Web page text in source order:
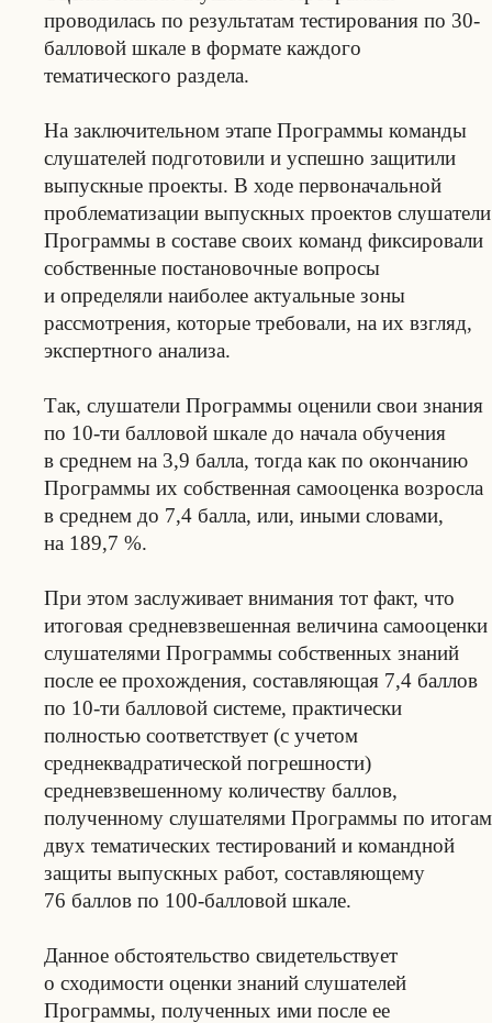
проводилась по результатам тестирования по 30-
балловой шкале в формате каждого
тематического раздела.
На заключительном этапе Программы команды
слушателей подготовили и успешно защитили
выпускные проекты. В ходе первоначальной
проблематизации выпускных проектов слушатели
Программы в составе своих команд фиксировали
собственные постановочные вопросы
и определяли наиболее актуальные зоны
рассмотрения, которые требовали, на их взгляд,
экспертного анализа.
Так, слушатели Программы оценили свои знания
по 10-ти балловой шкале до начала обучения
в среднем на 3,9 балла, тогда как по окончанию
Программы их собственная самооценка возросла
в среднем до 7,4 балла, или, иными словами,
на 189,7 %.
При этом заслуживает внимания тот факт, что
итоговая средневзвешенная величина самооценки
слушателями Программы собственных знаний
после ее прохождения, составляющая 7,4 баллов
по 10-ти балловой системе, практически
полностью соответствует (с учетом
среднеквадратической погрешности)
средневзвешенному количеству баллов,
полученному слушателями Программы по итогам
двух тематических тестирований и командной
защиты выпускных работ, составляющему
76 баллов по 100-балловой шкале.
Данное обстоятельство свидетельствует
о сходимости оценки знаний слушателей
Программы, полученных ими после ее